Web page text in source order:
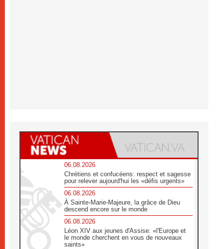
06.08.2026
Chrétiens et confucéens: respect et sagesse
pour relever aujourd'hui les «défis urgents»
06.08.2026
À Sainte-Marie-Majeure, la grâce de Dieu
descend encore sur le monde
06.08.2026
Léon XIV aux jeunes d'Assise: «l'Europe et
le monde cherchent en vous de nouveaux
saints»